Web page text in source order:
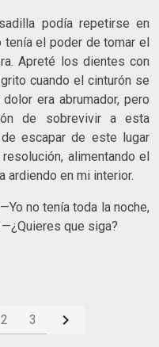
podía repetirse en
tenía el poder de tomar el
Apreté los dientes con
cuando el cinturón se
era abrumador, pero
de sobrevivir a esta
escapar de este lugar
alimentando el
ardiendo en mi interior.
no tenía toda la noche,
que siga?
2 3 